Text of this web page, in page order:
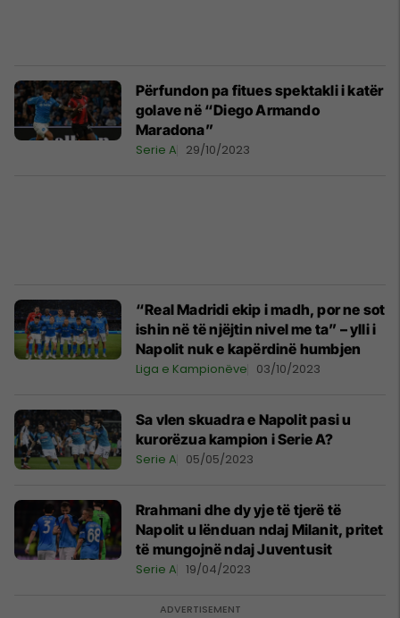
Përfundon pa fitues spektakli i katër
golave në “Diego Armando
Maradona”
Serie A 29/10/2023
“Real Madridi ekip i madh, por ne sot
ishin në të njëjtin nivel me ta” – ylli i
Napolit nuk e kapërdinë humbjen
Liga e Kampionëve 03/10/2023
Sa vlen skuadra e Napolit pasi u
kurorëzua kampion i Serie A?
Serie A 05/05/2023
Rrahmani dhe dy yje të tjerë të
Napolit u lënduan ndaj Milanit, pritet
të mungojnë ndaj Juventusit
Serie A 19/04/2023